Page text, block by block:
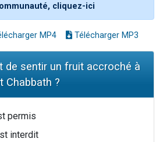
cliquez-ici
MP4 Télécharger MP3
de sentir un fruit accroché à
Chabbath ?
permis
interdit